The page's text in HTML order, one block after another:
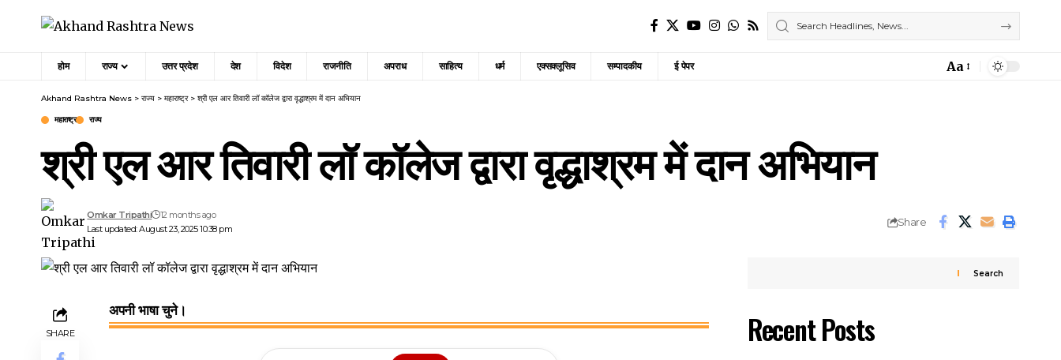
होम राज्य उत्तर प्रदेश देश विदेश राजनीति अपराध साहित्य धर्म एक्सक्लूसिव सम्पादकीय ई पेपर
Font
Aa
Akhand Rashtra News > राज्य > महाराष्ट्र> श्री एल आर तिवारी लॉ कॉलेज द्वारा वृद्धाश्रम में दान अभियान
महाराष्ट्र राज्य
श्री एल आर तिवारी लॉ कॉलेज द्वारा वृद्धाश्रम में दान अभियान
Last updated: August 23, 2025 10:38 pm
Omkar Tripathi 12 months ago
Share
SHARE
अपनी भाषा चुने।
Search
Recent Posts